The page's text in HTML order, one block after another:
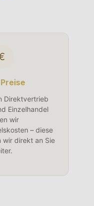
Direktvertrieb
Einzelhandel
wir
– diese
wir direkt an Sie